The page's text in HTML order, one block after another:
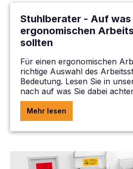
Stuhlberater - Auf was
ergonomischen
sollten
Für einen ergonomischen
richtige Auswahl des
Bedeutung. Lesen Sie in
nach auf was Sie dabei
Mehr lesen